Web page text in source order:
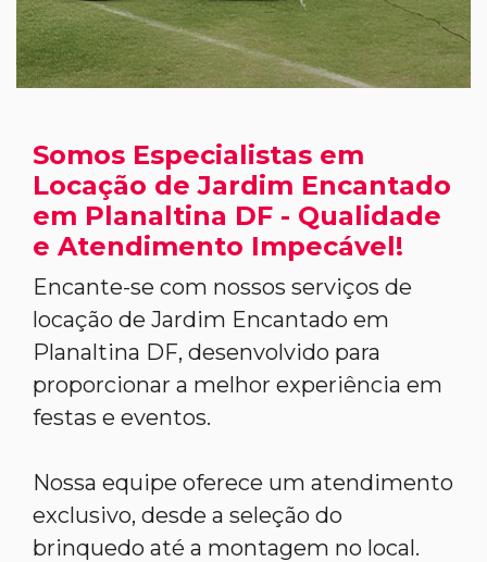
Somos Especialistas em
Locação de Jardim Encantado
em Planaltina DF - Qualidade
e Atendimento Impecável!
Encante-se com nossos serviços de
locação de Jardim Encantado em
Planaltina DF, desenvolvido para
proporcionar a melhor experiência em
festas e eventos.
Nossa equipe oferece um atendimento
exclusivo, desde a seleção do
brinquedo até a montagem no local.